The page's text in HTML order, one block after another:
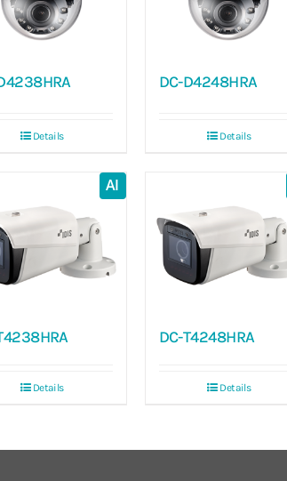
Details
DC-D4248HRA
Details
AI
Details
DC-T4248HRA
Details